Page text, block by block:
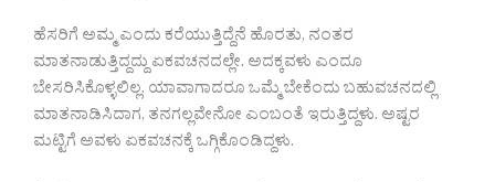
ಹೆಸರಿಗೆ ಅಮ್ಮ ಎಂದು ಕರೆಯುತ್ತಿದ್ದೆನೆ ಹೊರತು, ನಂತರ
ಮಾತನಾಡುತ್ತಿದ್ದದ್ದು ಏಕವಚನದಲ್ಲೇ. ಅದಕ್ಕವಳು ಎಂದೂ
ಬೇಸರಿಸಿಕೊಳ್ಳಲಿಲ್ಲ. ಯಾವಾಗಾದರೂ ಒಮ್ಮೆ ಬೇಕೆಂದು ಬಹುವಚನದಲ್ಲಿ
ಮಾತನಾಡಿಸಿದಾಗ, ತನಗಲ್ಲವೇನೋ ಎಂಬಂತೆ ಇರುತ್ತಿದ್ದಳು. ಅಷ್ಟರ
ಮಟ್ಟಿಗೆ ಅವಳು ಏಕವಚನಕ್ಕೆ ಒಗ್ಗಿಕೊಂಡಿದ್ದಳು.